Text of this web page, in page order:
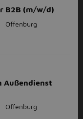
B2B (m/w/d)
Offenburg
Außendienst
Offenburg